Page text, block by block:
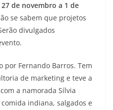
de novembro a 1 de
se sabem que projetos
divulgados
por Fernando Barros. Tem
de marketing e teve a
a namorada Sílvia
indiana, salgados e